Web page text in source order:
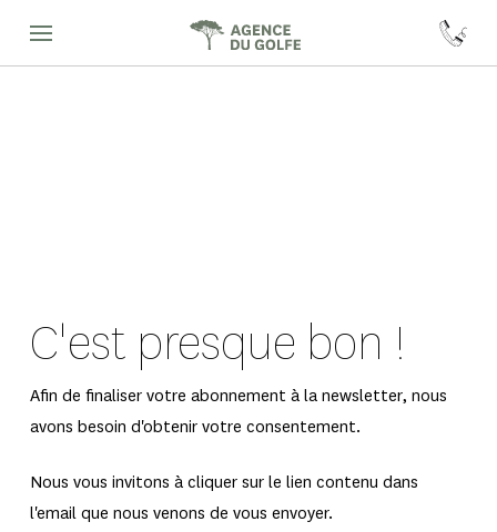
C'est presque bon !
Afin de finaliser votre abonnement à la newsletter, nous
avons besoin d'obtenir votre consentement.
Nous vous invitons à cliquer sur le lien contenu dans
l'email que nous venons de vous envoyer.